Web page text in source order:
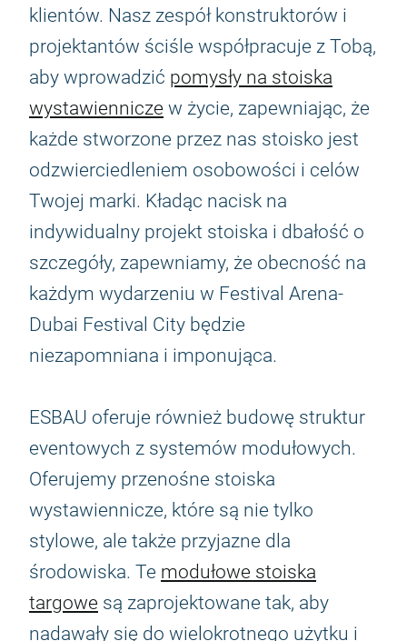
klientów. Nasz zespół konstruktorów i
projektantów ściśle współpracuje z Tobą,
aby wprowadzić pomysły na stoiska
wystawiennicze w życie, zapewniając, że
każde stworzone przez nas stoisko jest
odzwierciedleniem osobowości i celów
Twojej marki. Kładąc nacisk na
indywidualny projekt stoiska i dbałość o
szczegóły, zapewniamy, że obecność na
każdym wydarzeniu w Festival Arena-
Dubai Festival City będzie
niezapomniana i imponująca.
ESBAU oferuje również budowę struktur
eventowych z systemów modułowych.
Oferujemy przenośne stoiska
wystawiennicze, które są nie tylko
stylowe, ale także przyjazne dla
środowiska. Te modułowe stoiska
targowe są zaprojektowane tak, aby
nadawały się do wielokrotnego użytku i